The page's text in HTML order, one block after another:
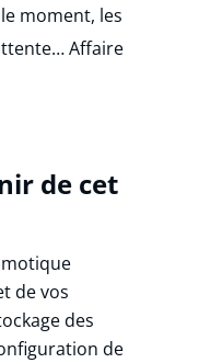
moment, les
Affaire
de cet
de vos
des
de